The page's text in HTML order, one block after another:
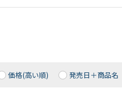
価格(高い順) 発売日＋商品名